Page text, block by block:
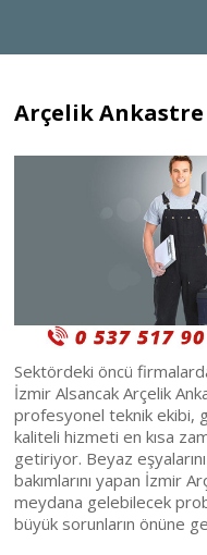
Arçelik
Sektördeki öncü
İzmir Alsancak Arçelik
profesyonel teknik ekibi,
kaliteli hizmeti en kısa
getiriyor. Beyaz
bakımlarını yapan İzmir
meydana gelebilecek
büyük sorunların önüne